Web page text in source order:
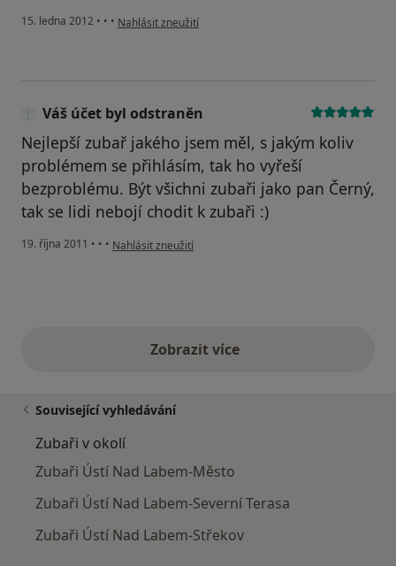
15. ledna 2012 • • • podle názoru uživatele Váš účet byl odstraněn
Nahlásit zneužití
Váš účet byl odstraněn
Nejlepší zubař jakého jsem měl, s jakým koliv
problémem se přihlásím, tak ho vyřeší
bezproblému. Být všichni zubaři jako pan Černý,
tak se lidi nebojí chodit k zubaři :)
19. října 2011 • • • podle názoru uživatele Váš účet byl odstraněn
Nahlásit zneužití
Zobrazit vícevýše uvedené názory
Související vyhledávání
Zubaři v okolí
Zubaři Ústí Nad Labem-Město
Zubaři Ústí Nad Labem-Severní Terasa
Zubaři Ústí Nad Labem-Střekov